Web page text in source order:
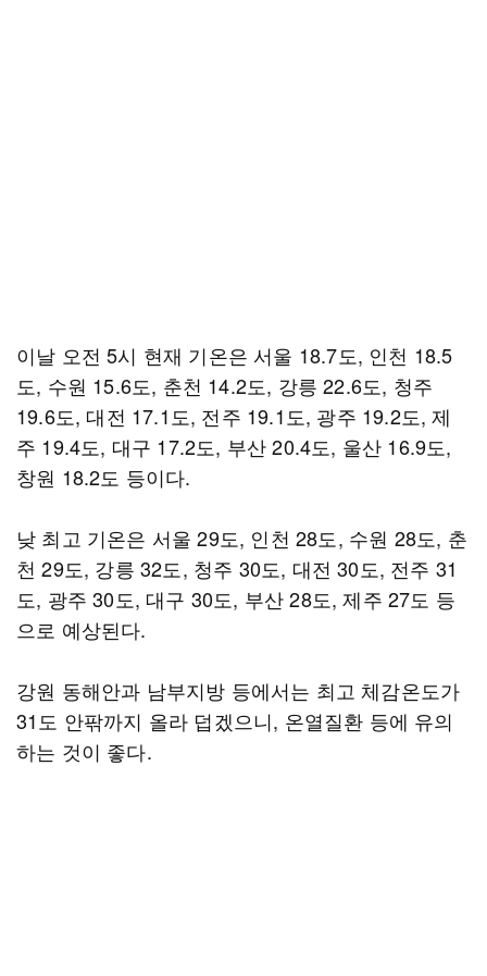
이날 오전 5시 현재 기온은 서울 18.7도, 인천 18.5
도, 수원 15.6도, 춘천 14.2도, 강릉 22.6도, 청주
19.6도, 대전 17.1도, 전주 19.1도, 광주 19.2도, 제
주 19.4도, 대구 17.2도, 부산 20.4도, 울산 16.9도,
창원 18.2도 등이다.
낮 최고 기온은 서울 29도, 인천 28도, 수원 28도, 춘
천 29도, 강릉 32도, 청주 30도, 대전 30도, 전주 31
도, 광주 30도, 대구 30도, 부산 28도, 제주 27도 등
으로 예상된다.
강원 동해안과 남부지방 등에서는 최고 체감온도가
31도 안팎까지 올라 덥겠으니, 온열질환 등에 유의
하는 것이 좋다.